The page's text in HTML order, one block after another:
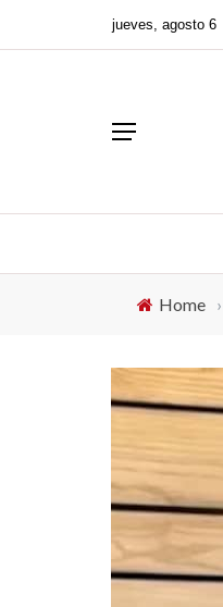
jueves, agosto 6
Home ›